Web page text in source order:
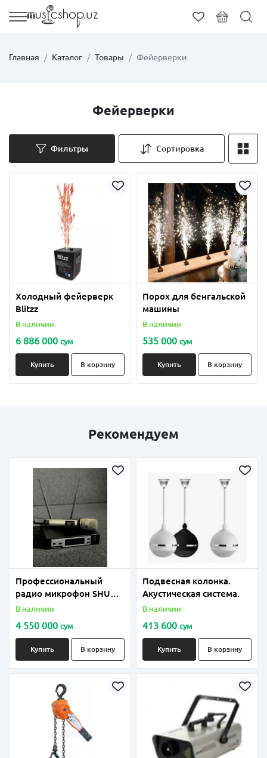
Главная Каталог Товары Фейерверки
Фейерверки
Фильтры Сортировка
Холодный фейерверк
Blitzz
В наличии
6 886 000 сум
Купить В корзину
Порох для бенгальской
машины
В наличии
535 000 сум
Купить В корзину
Рекомендуем
Профессиональный
радио микрофон SHURE
QLX D4
В наличии
4 550 000 сум
Купить В корзину
Подвесная колонка.
Акустическая система.
В наличии
413 600 сум
Купить В корзину